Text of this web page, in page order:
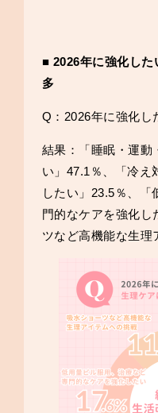
■ 2026年に強化し
多
Q：2026年に強化し
結果：「睡眠・運動
い」47.1％、「冷え
したい」23.5％、「
門的なケアを強化し
ツなど高機能な生理